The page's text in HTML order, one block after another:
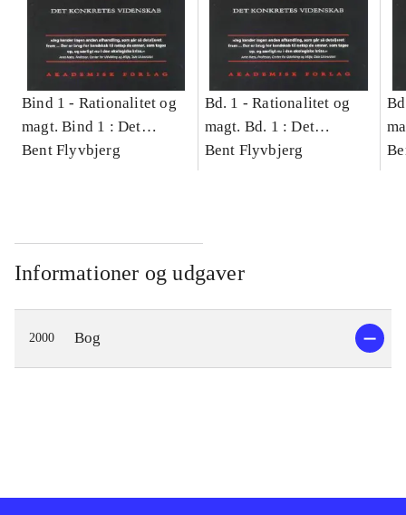
Bind 1 - Rationalitet og
magt. Bind 1 : Det
konkretes videnskab
Bent Flyvbjerg
Bd. 1 -Rationalitet og
magt. Bd. 1 : Det
konkretes videnskab
Bent Flyvbjerg
Informationer og udgaver
2000 Bog